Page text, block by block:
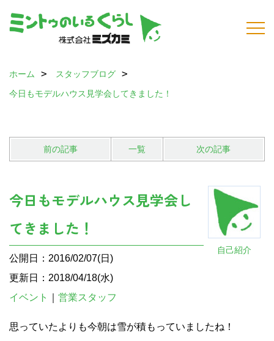
ホーム
スタッフブログ
今日もモデルハウス見学会してきました！
前の記事 一覧 次の記事
自己紹介
今日もモデルハウス見学会し
てきました！
公開日：2016/02/07(日)
更新日：2018/04/18(水)
イベント
営業スタッフ
思っていたよりも今朝は雪が積もっていましたね！